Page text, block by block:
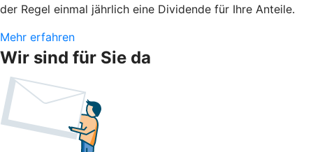
der Regel einmal jährlich eine Dividende für Ihre Anteile.
Mehr erfahren
Wir sind für Sie da